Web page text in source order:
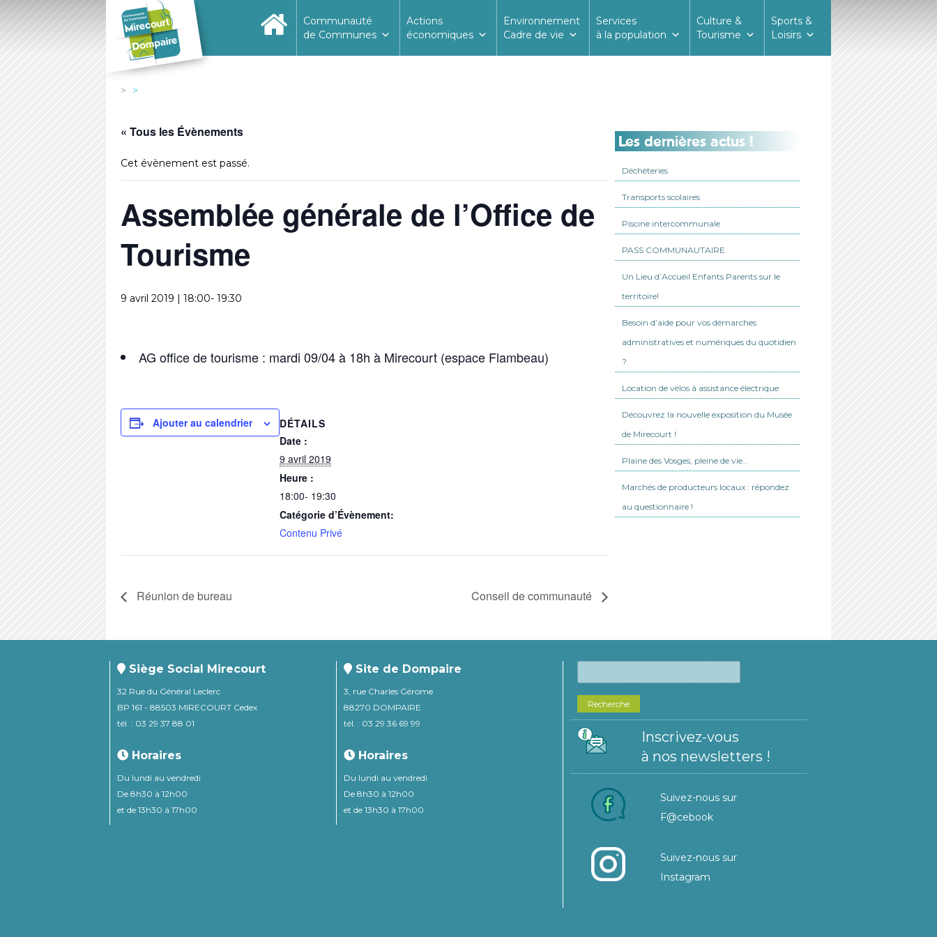
Communauté
de Communes
Actions
économiques
Environnement
Cadre de vie
Services
à la population
Culture &
Tourisme
Sports &
Loisirs
« Tous les Évènements
Cet évènement est passé.
Assemblée générale de l’Office de
Tourisme
9 avril 2019 | 18:00- 19:30
AG office de tourisme : mardi 09/04 à 18h à Mirecourt (espace Flambeau)
Ajouter au calendrier
DÉTAILS
Date :
9 avril 2019
Heure :
18:00- 19:30
Catégorie d’Évènement:
Contenu Privé
Réunion de bureau Conseil de communauté
Les dernières actus !
Déchèteries
Transports scolaires
Piscine intercommunale
PASS COMMUNAUTAIRE
Un Lieu d’Accueil Enfants Parents sur le
territoire!
Besoin d’aide pour vos démarches
administratives et numériques du quotidien
?
Location de vélos à assistance électrique
Découvrez la nouvelle exposition du Musée
de Mirecourt !
Plaine des Vosges, pleine de vie…
Marchés de producteurs locaux : répondez
au questionnaire !
Siège Social Mirecourt
32 Rue du Général Leclerc
BP 161 - 88503 MIRECOURT Cedex
tél. : 03 29 37 88 01
Horaires
Du lundi au vendredi
De 8h30 à 12h00
et de 13h30 à 17h00
Site de Dompaire
3, rue Charles Gérome
88270 DOMPAIRE
tél. : 03 29 36 69 99
Horaires
Du lundi au vendredi
De 8h30 à 12h00
et de 13h30 à 17h00
Recherche
Inscrivez-vous
à nos newsletters !
Suivez-nous sur
F@cebook
Suivez-nous sur
Instagram